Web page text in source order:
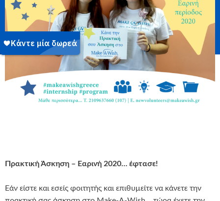
Πρακτική Άσκηση – Εαρινή 2020… έφτασε!
Εάν είστε και εσείς φοιτητής και επιθυμείτε να κάνετε την